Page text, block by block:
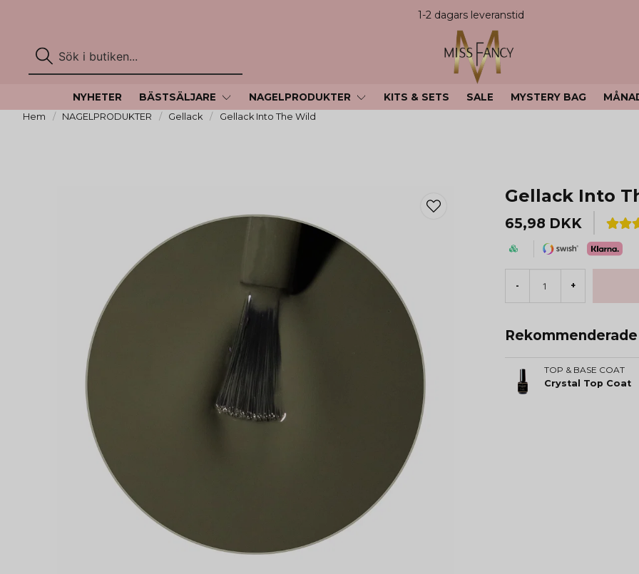
1-2 dagars leveranstid
NYHETER BÄSTSÄLJARE NAGELPRODUKTER KITS & SETS SALE MYSTERY BAG
Hem NAGELPRODUKTER Gellack Gellack Into The Wild
Gellack Into
65,98 DKK
- +
TOP & BASE COAT
Crystal Top Coat